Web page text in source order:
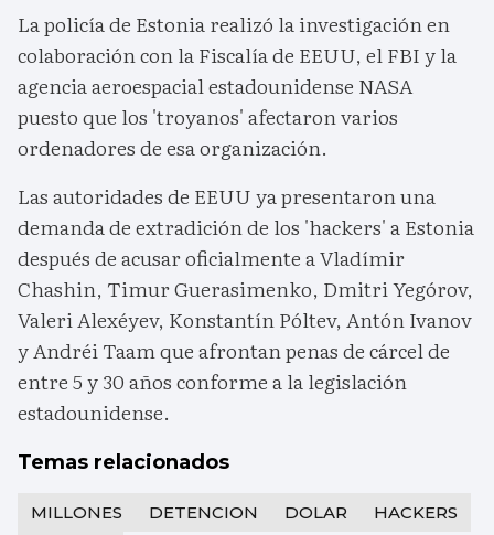
La policía de Estonia realizó la investigación en
colaboración con la Fiscalía de EEUU, el FBI y la
agencia aeroespacial estadounidense NASA
puesto que los 'troyanos' afectaron varios
ordenadores de esa organización.
Las autoridades de EEUU ya presentaron una
demanda de extradición de los 'hackers' a Estonia
después de acusar oficialmente a Vladímir
Chashin, Timur Guerasimenko, Dmitri Yegórov,
Valeri Alexéyev, Konstantín Póltev, Antón Ivanov
y Andréi Taam que afrontan penas de cárcel de
entre 5 y 30 años conforme a la legislación
estadounidense.
Temas relacionados
MILLONES DETENCION DOLAR
HACKERS